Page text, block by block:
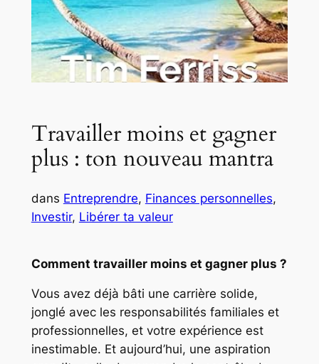
Travailler moins et gagner
plus : ton nouveau mantra
dans Entreprendre, Finances personnelles
Investir, Libérer ta valeur
Comment travailler moins et gagner plus ?
Vous avez déjà bâti une carrière solide,
jonglé avec les responsabilités familiales et
professionnelles, et votre expérience est
inestimable. Et aujourd’hui, une aspiration